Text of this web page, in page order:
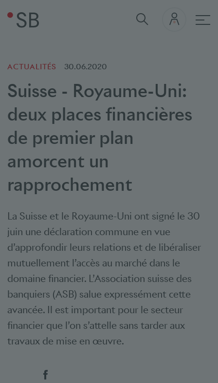
ACTUALITÉS 30.06.2020
Suisse - Royaume-Uni:
deux places financières
de premier plan
amorcent un
rapprochement
La Suisse et le Royaume-Uni ont signé le 30
juin une déclaration commune en vue
d’approfondir leurs relations et de libéraliser
mutuellement l’accès au marché dans le
domaine financier. L’Association suisse des
banquiers (ASB) salue expressément cette
avancée. Il est important pour le secteur
financier que l’on s’attelle sans tarder aux
travaux de mise en œuvre.
Social Bookmarks